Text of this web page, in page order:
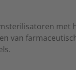
met
van